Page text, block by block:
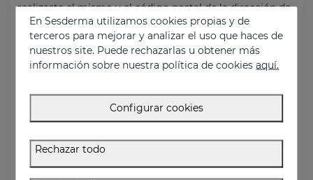
realizaste el mismo y el código postal de la dirección de
facturación del pedido.
Número de pedido
Email de pedido
En Sesderma utilizamos cookies propias y de
terceros para mejorar y analizar el uso que haces de
nuestros site. Puede rechazarlas u obtener más
información sobre nuestra política de cookiesaquí.
Configurar cookies
Rechazar todo